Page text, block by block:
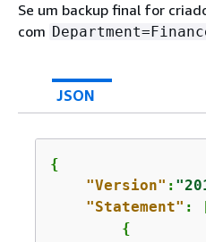
Se um backup final for
com
JSON
{
"Version" :
"Statement" :
{